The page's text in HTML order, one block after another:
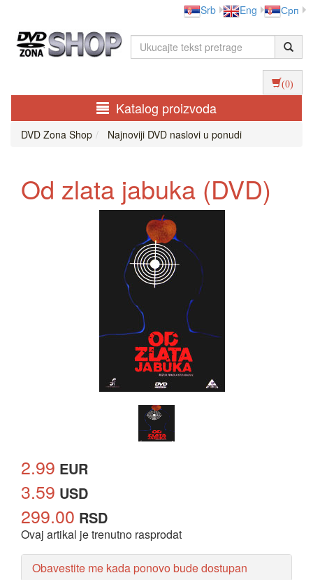
Srb Eng Срп
(0)
Katalog proizvoda
DVD Zona Shop Najnoviji DVD naslovi u ponudi
Od zlata jabuka (DVD)
2.99 EUR
3.59 USD
299.00 RSD
Ovaj artikal je trenutno rasprodat
Obavestite me kada ponovo bude dostupan